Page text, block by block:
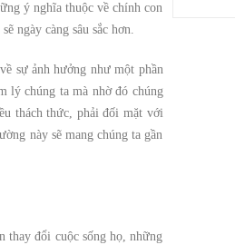
ý nghĩa thuộc về chính con
ngày càng sâu sắc hơn.
sự ảnh hưởng như một phần
lý chúng ta mà nhờ đó chúng
thách thức, phải đối mặt với
này sẽ mang chúng ta gần
thay đổi cuộc sống họ, những